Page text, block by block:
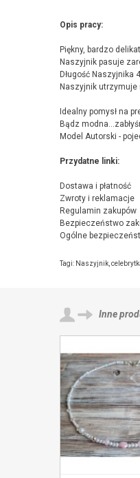
Opis pracy:
Piękny, bardzo
Naszyjnik pasuje
Długość Naszyjnika
Naszyjnik utrzymuje
Idealny pomysł na
Bądz
Model Autorski -
Przydatne linki:
Dostawa i płatność
Zwroty i reklamacje
Regulamin zakupów
Bezpieczeństwo
Ogólne
La Bransoletka,
Tagi: Naszyjnik
Inne